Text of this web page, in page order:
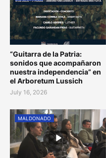
“Guitarra de la Patria:
sonidos que acompañaron
nuestra independencia” en
el Arboretum Lussich
July 16, 2026
MALDONADO